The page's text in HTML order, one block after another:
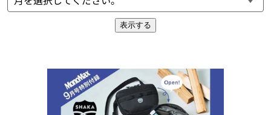
表示する